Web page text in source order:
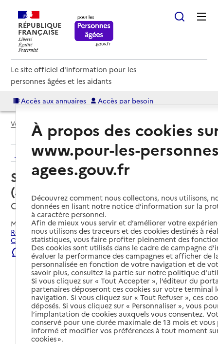
RÉPUBLIQUE
FRANÇAISE
Le site officiel d'information pour les
personnes âgées et les aidants
Accès aux annuaires Accès par besoin
Voir le fil d’Ariane
Retour aux résultats de l'annuaire
Service autonomie à domicile
(aide) – Âges et vie
Charmont-sous-Barbuise, AUBE
Mis à jour le25/07/2026
Rechercher les établissements et services autour de
Charmont-sous-Barbuise.
Signaler une erreur
À propos des cookies
www.pour-les-
agees.gouv.fr
Découvrez comment nous collectons, nous utilisons,
données en lisant notre notice d’information sur la
à caractère personnel.
Afin de mieux vous servir et d’améliorer votre
nous utilisons des traceurs et des cookies destinés à
statistiques, vous faire profiter pleinement des
Des cookies sont utilisés dans le cadre de campagne
évaluer la performance des campagnes et afficher de
personnalisée en fonction de votre navigation et de
savoir plus, consultez la partie sur notre politique
Si vous cliquez sur « Tout Accepter », l’éditeur du
partenaires déposeront ces cookies sur votre terminal
navigation. Si vous cliquez sur « Tout Refuser », ces
déposés. Si vous cliquez sur « Personnaliser », vous
l’implantation de cookies auxquels vous consentez.
conservé pour une durée maximale de 13 mois et
informé et modifier vos préférences à tout moment
cookies ».